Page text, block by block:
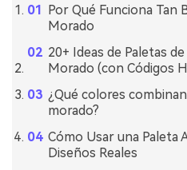
Por Qué Funciona Tan
Morado
20+ Ideas de Paletas
Morado (con Códigos
¿Qué colores
morado?
Cómo Usar una Paleta
Diseños Reales